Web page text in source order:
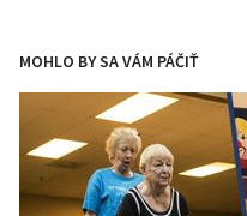
MOHLO BY SA VÁM PÁČIŤ